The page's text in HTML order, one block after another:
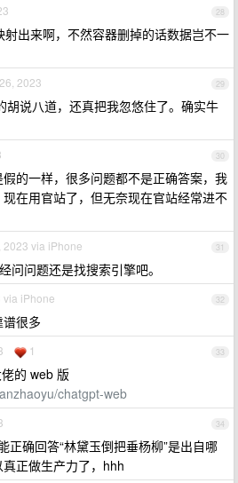
28
出来啊，不然容器删掉的话数据岂不一
29
2023
胡说八道，还真把我忽悠住了。确实牛
30
的一样，很多问题都不是正确答案，我
在用官站了，但无奈现在官站经常进不
31
2023 via iPhone
问问题还是找搜索引擎吧。
32
via iPhone
很多
33
1
的 web 版
chatgpt-web
34
正确回答“林黛玉倒把垂杨柳”是出自哪
正做生产力了，hhh